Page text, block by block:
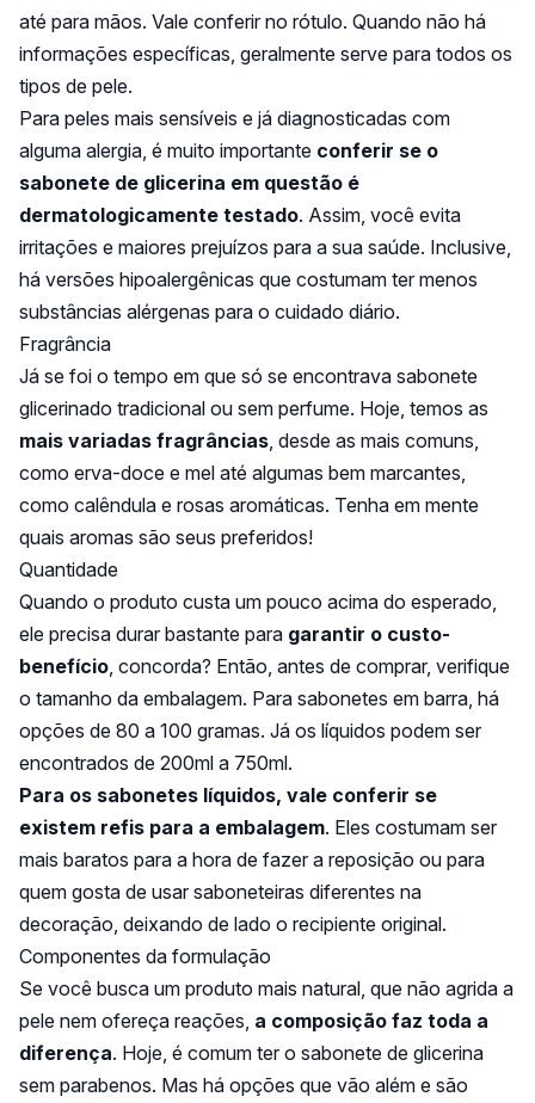
até para mãos. Vale conferir no rótulo. Quando não há
informações específicas, geralmente serve para todos os
tipos de pele.
Para peles mais sensíveis e já diagnosticadas com
alguma alergia, é muito importante conferir se o
sabonete de glicerina em questão é
dermatologicamente testado. Assim, você evita
irritações e maiores prejuízos para a sua saúde. Inclusive,
há versões hipoalergênicas que costumam ter menos
substâncias alérgenas para o cuidado diário.
Fragrância
Já se foi o tempo em que só se encontrava sabonete
glicerinado tradicional ou sem perfume. Hoje, temos as
mais variadas fragrâncias , desde as mais comuns,
como erva-doce e mel até algumas bem marcantes,
como calêndula e rosas aromáticas. Tenha em mente
quais aromas são seus preferidos!
Quantidade
Quando o produto custa um pouco acima do esperado,
ele precisa durar bastante para garantir o custo-
benefício , concorda? Então, antes de comprar, verifique
o tamanho da embalagem. Para sabonetes em barra, há
opções de 80 a 100 gramas. Já os líquidos podem ser
encontrados de 200ml a 750ml.
Para os sabonetes líquidos, vale conferir se
existem refis para a embalagem. Eles costumam ser
mais baratos para a hora de fazer a reposição ou para
quem gosta de usar saboneteiras diferentes na
decoração, deixando de lado o recipiente original.
Componentes da formulação
Se você busca um produto mais natural, que não agrida a
pele nem ofereça reações, a composição faz toda a
diferença. Hoje, é comum ter o sabonete de glicerina
sem parabenos. Mas há opções que vão além e são